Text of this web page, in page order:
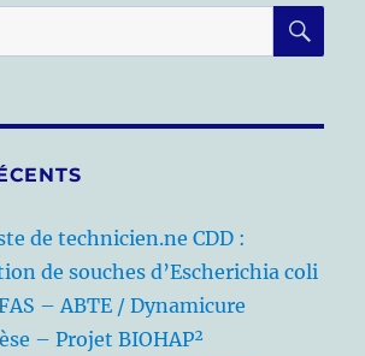
de technicien.ne CDD :
de souches d’Escherichia coli
– ABTE / Dynamicure
– Projet BIOHAP²